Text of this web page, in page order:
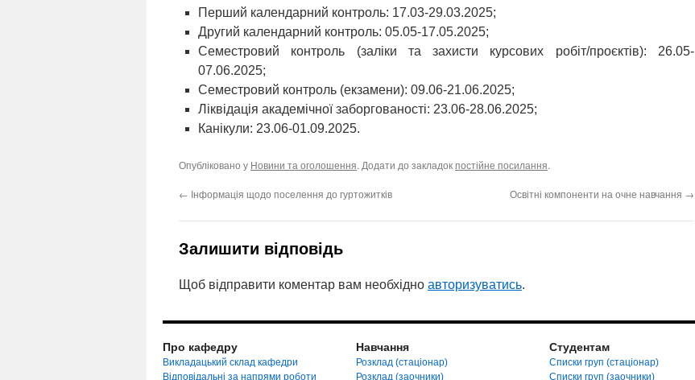
Перший календарний контроль: 17.03-29.03.2025;
Другий календарний контроль: 05.05-17.05.2025;
Семестровий контроль (заліки та захисти курсових робіт/проєктів): 26.05-
07.06.2025;
Семестровий контроль (екзамени): 09.06-21.06.2025;
Ліквідація академічної заборгованості: 23.06-28.06.2025;
Канікули: 23.06-01.09.2025.
Опубліковано у Новини та оголошення. Додати до закладокпостійне посилання.
← Інформація щодо поселення до гуртожитків Освітні компоненти на очне навчання →
Залишити відповідь
Щоб відправити коментар вам необхідно авторизуватись.
Про кафедру
Викладацький склад кафедри
Відповідальні за напрями роботи
Навчання
Розклад (стаціонар)
Розклад (заочники)
Студентам
Списки груп (стаціонар)
Списки груп (заочники)